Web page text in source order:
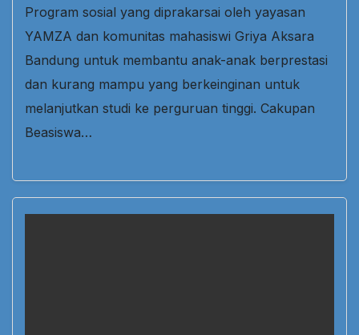
Program sosial yang diprakarsai oleh yayasan
YAMZA dan komunitas mahasiswi Griya Aksara
Bandung untuk membantu anak-anak berprestasi
dan kurang mampu yang berkeinginan untuk
melanjutkan studi ke perguruan tinggi. Cakupan
Beasiswa…